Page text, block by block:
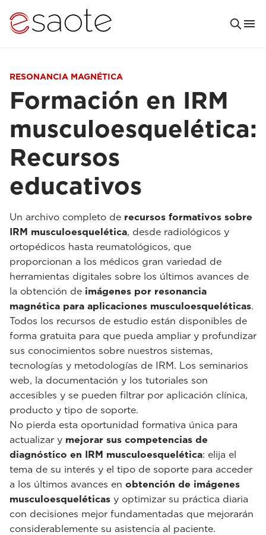
RESONANCIA MAGNÉTICA
Formación en IRM
musculoesquelética:
Recursos
educativos
Un archivo completo de recursos formativos sobre
IRM musculoesquelética, desde radiológicos y
ortopédicos hasta reumatológicos, que
proporcionan a los médicos gran variedad de
herramientas digitales sobre los últimos avances de
la obtención de imágenes por resonancia
magnética para aplicaciones musculoesqueléticas.
Todos los recursos de estudio están disponibles de
forma gratuita para que pueda ampliar y profundizar
sus conocimientos sobre nuestros sistemas,
tecnologías y metodologías de IRM. Los seminarios
web, la documentación y los tutoriales son
accesibles y se pueden filtrar por aplicación clínica,
producto y tipo de soporte.
No pierda esta oportunidad formativa única para
actualizar y mejorar sus competencias de
diagnóstico en IRM musculoesquelética: elija el
tema de su interés y el tipo de soporte para acceder
a los últimos avances en obtención de imágenes
musculoesqueléticas y optimizar su práctica diaria
con decisiones mejor fundamentadas que mejorarán
considerablemente su asistencia al paciente.